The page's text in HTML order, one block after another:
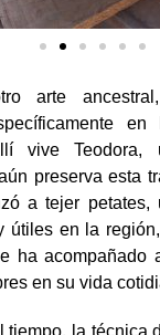
arte
vive
preserva esta
a tejer
útiles en la
ha acompañado
en su vida
tiempo, la técnica